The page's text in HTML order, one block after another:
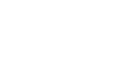
かじめご了承くだ